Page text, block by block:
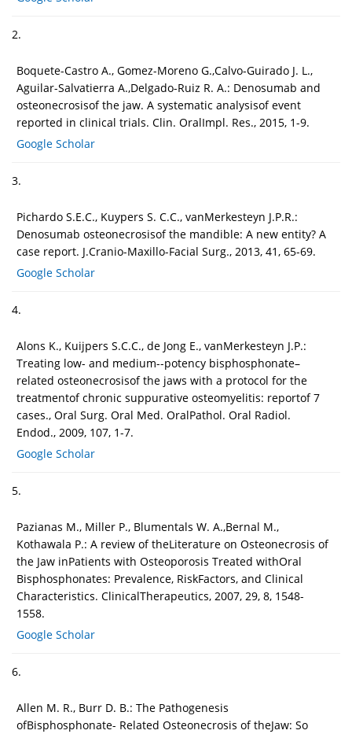
2.
Boquete-Castro A., Gomez-Moreno G.,Calvo-Guirado J. L.,
Aguilar-Salvatierra A.,Delgado-Ruiz R. A.: Denosumab and
osteonecrosisof the jaw. A systematic analysisof event
reported in clinical trials. Clin. OralImpl. Res., 2015, 1-9.
Google Scholar
3.
Pichardo S.E.C., Kuypers S. C.C., vanMerkesteyn J.P.R.:
Denosumab osteonecrosisof the mandible: A new entity? A
case report. J.Cranio-Maxillo-Facial Surg., 2013, 41, 65-69.
Google Scholar
4.
Alons K., Kuijpers S.C.C., de Jong E., vanMerkesteyn J.P.:
Treating low- and medium--potency bisphosphonate–
related osteonecrosisof the jaws with a protocol for the
treatmentof chronic suppurative osteomyelitis: reportof 7
cases., Oral Surg. Oral Med. OralPathol. Oral Radiol.
Endod., 2009, 107, 1-7.
Google Scholar
5.
Pazianas M., Miller P., Blumentals W. A.,Bernal M.,
Kothawala P.: A review of theLiterature on Osteonecrosis of
the Jaw inPatients with Osteoporosis Treated withOral
Bisphosphonates: Prevalence, RiskFactors, and Clinical
Characteristics. ClinicalTherapeutics, 2007, 29, 8, 1548-
1558.
Google Scholar
6.
Allen M. R., Burr D. B.: The Pathogenesis
ofBisphosphonate- Related Osteonecrosis of theJaw: So